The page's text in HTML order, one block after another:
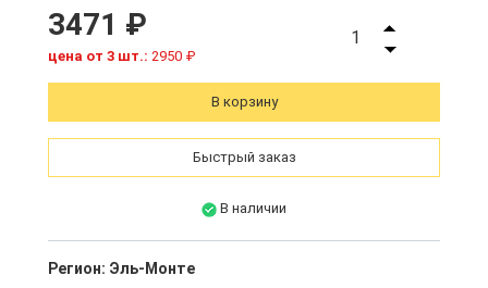
3471 ₽
цена от 3 шт.: 2950 ₽
1
В корзину
Быстрый заказ
В наличии
Регион: Эль-Монте